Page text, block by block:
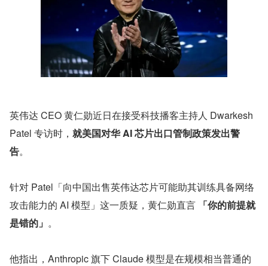
英伟达 CEO 黄仁勋近日在接受科技播客主持人 Dwarkesh
Patel 专访时， 就美国对华 AI 芯片出口管制政策发出警
告。
针对 Patel「向中国出售英伟达芯片可能助其训练具备网络
攻击能力的 AI 模型」这一质疑，黄仁勋直言 「你的前提就
是错的」 。
他指出，Anthropic 旗下 Claude 模型是在规模相当普通的